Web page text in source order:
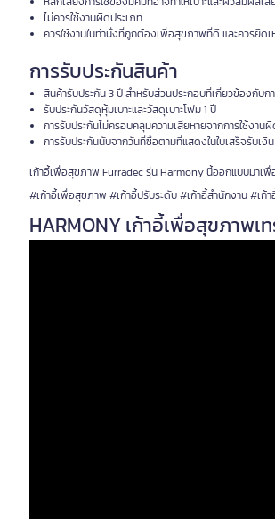
ไม่ควรใช้งานผิดประเภท
ควรใช้งานในท่านั่งที่ถูกต้องเพื่อสุขภาพที่ดี และควรยืด
การรับประกันสินค้า
สินค้ารับประกัน 3 ปี สำหรับส่วนประกอบที่เกี่ยวข้องกับ
รับประกันวัสดุหุ้มเบาะและวัสดุเบาะโฟม 1 ปี
การรับประกันไม่ครอบคลุมความเสียหายจากการใช้งา
การรับประกันนับจากวันที่ซื้อตามที่แสดงในใบเสร็จรับเงิน
เก้าอี้เพื่อสุขภาพ Furradec รุ่น Harmony นี้ออกแบบมาเ
#เก้าอี้เพื่อสุขภาพ #เก้าอี้ปรับระดับ #เก้าอี้สำนักงาน #เ
HARMONY เก้าอี้เพื่อสุขภาพ